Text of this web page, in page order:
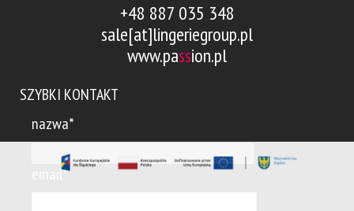
+48 887 035 348
sale[at]lingeriegroup.pl
www.passion.pl
SZYBKI KONTAKT
nazwa*
email*